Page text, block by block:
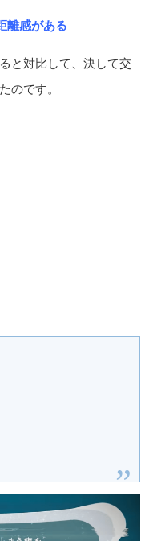
離感がある
と対比して、決して交
のです。